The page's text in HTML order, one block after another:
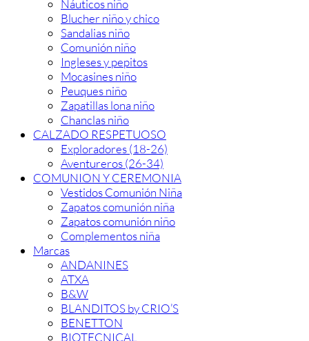
Náuticos niño
Blucher niño y chico
Sandalias niño
Comunión niño
Ingleses y pepitos
Mocasines niño
Peuques niño
Zapatillas lona niño
Chanclas niño
CALZADO RESPETUOSO
Exploradores (18-26)
Aventureros (26-34)
COMUNION Y CEREMONIA
Vestidos Comunión Niña
Zapatos comunión niña
Zapatos comunión niño
Complementos niña
Marcas
ANDANINES
ATXA
B&W
BLANDITOS by CRIO’S
BENETTON
BIOTECNICAL